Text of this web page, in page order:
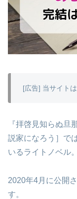
[広告] 当サイト
『拝啓見知らぬ旦
説家になろう］で
いるライトノベル。
2020年4月に公開
す。